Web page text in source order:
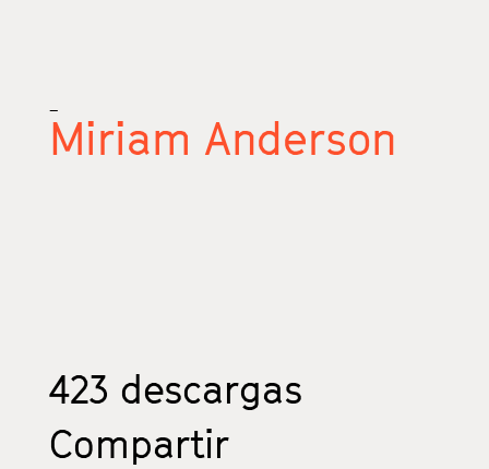
_
Miriam Anderson
423 descargas
Compartir